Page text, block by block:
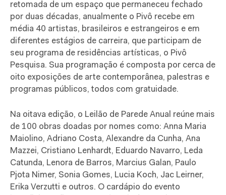
retomada de um espaço que permaneceu fechado
por duas décadas, anualmente o Pivô recebe em
média 40 artistas, brasileiros e estrangeiros e em
diferentes estágios de carreira, que participam de
seu programa de residências artísticas, o Pivô
Pesquisa. Sua programação é composta por cerca de
oito exposições de arte contemporânea, palestras e
programas públicos, todos com gratuidade.
Na oitava edição, o Leilão de Parede Anual reúne mais
de 100 obras doadas por nomes como: Anna Maria
Maiolino, Adriano Costa, Alexandre da Cunha, Ana
Mazzei, Cristiano Lenhardt, Eduardo Navarro, Leda
Catunda, Lenora de Barros, Marcius Galan, Paulo
Pjota Nimer, Sonia Gomes, Lucia Koch, Jac Leirner,
Erika Verzutti e outros. O cardápio do evento